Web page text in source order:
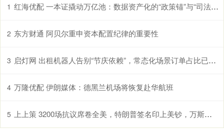
1 红海优配 一本证撬动万亿池：数据资产化的“政策锚”与“司法盾”_登记_企业_跨境
2 东方财通 阿贝尔重申资本配置纪律的重要性
3 启灯网 出租机器人告别“节庆依赖”，常态化场景订单占比已超六成
4 万隆优配 伊朗媒体：德黑兰机场将恢复赴华航班
5 上上策 3200场抗议席卷全美，特朗普签名印上美钞，万斯逆袭，马斯克回归